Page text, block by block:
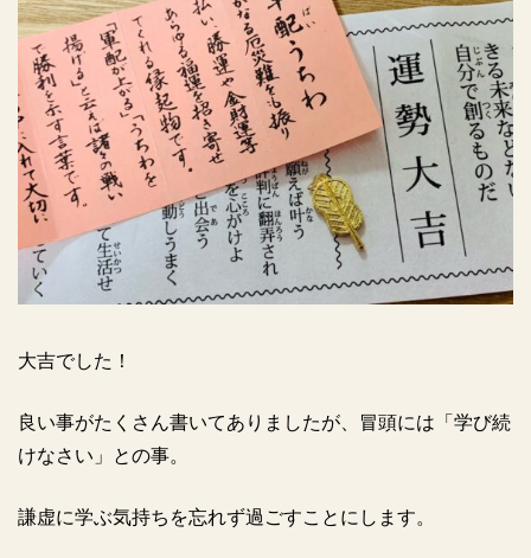
大吉でした！
良い事がたくさん書いてありましたが、冒頭には「学び続
けなさい」との事。
謙虚に学ぶ気持ちを忘れず過ごすことにします。